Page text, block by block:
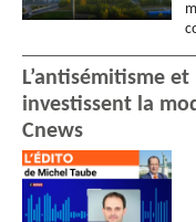
L’antisémitisme
investissent la
Cnews